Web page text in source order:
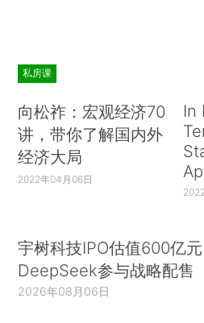
私房课
向松祚：宏观经济70
讲，带你了解国内外
经济大局
2022年04月06日
In
宇树科技IPO估值600亿元
DeepSeek参与战略配售
2026年08月06日